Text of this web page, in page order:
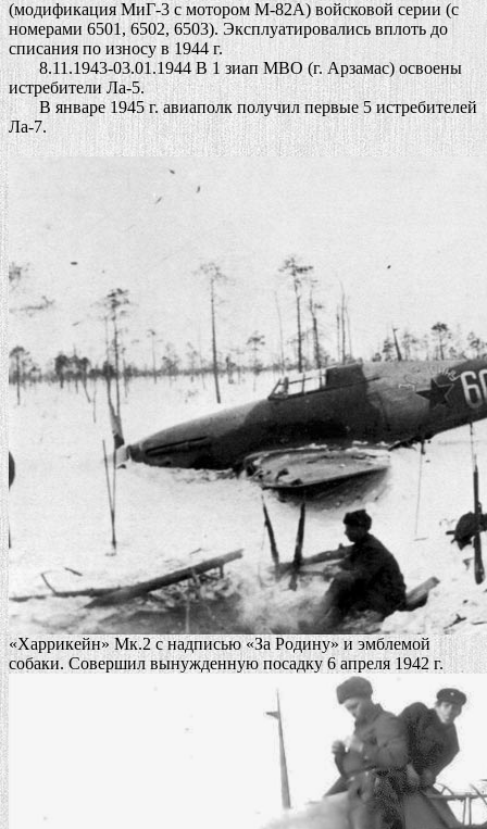
(модификация МиГ-3 с мотором М-82А) войсковой серии (с
номерами 6501, 6502, 6503).Эксплуатировались вплоть до
списания по износу в 1944 г.
8.11.1943-03.01.1944 В 1 зиап МВО (г. Арзамас) освоены
истребители Ла-5.
В январе 1945 г. авиаполк получил первые 5 истребителей
Ла-7.
«Харрикейн» Мк.2 с надписью «За Родину» и эмблемой
собаки. Совершил вынужденную посадку 6 апреля 1942 г.